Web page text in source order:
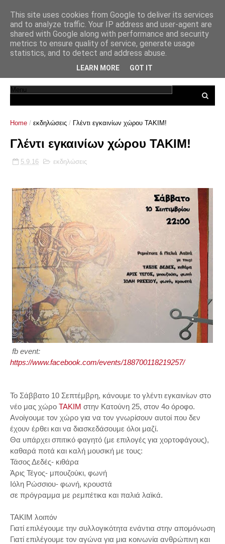
Home / εκδηλώσεις / Γλέντι εγκαινίων χώρου ΤΑΚΙΜ!
Γλέντι εγκαινίων χώρου ΤΑΚΙΜ!
5.9.16 εκδηλώσεις
fb event:
https://www.facebook.com/events/188700118219257/
Το Σάββατο 10 Σεπτέμβρη, κάνουμε το γλέντι εγκαινίων στο
νέο μας χώρο TAKIM στην Κατούνη 25, στον 4ο όροφο.
Ανοίγουμε τον χώρο για να τον γνωρίσουν αυτοί που δεν
έχουν έρθει και να διασκεδάσουμε όλοι μαζί.
Θα υπάρχει σπιτικό φαγητό (με επιλογές για χορτοφάγους),
καθαρά ποτά και καλή μουσική με τους:
Τάσος Δεδές- κιθάρα
Άρις Τέγος- μπουζούκι, φωνή
Ιόλη Ρώσσιου- φωνή, κρουστά
σε πρόγραμμα με ρεμπέτικα και παλιά λαϊκά.
ΤΑΚΙΜ λοιπόν
Γιατί επιλέγουμε την συλλογικότητα ενάντια στην απομόνωση
Γιατί επιλέγουμε τον αγώνα για μια κοινωνία ανθρώπινη και
This site uses cookies from Google to deliver its services
and to analyze traffic. Your IP address and user-agent are
shared with Google along with performance and security
metrics to ensure quality of service, generate usage
statistics, and to detect and address abuse.
LEARN MORE GOT IT